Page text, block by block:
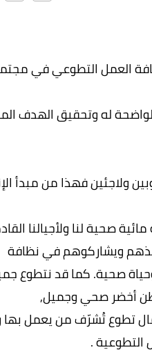
ورؤية المملكة 2030 وتفعيلاً لثقافة العمل
له وتحقيق الهدف
ولاجئين فهذا من مبدأ
صحية لنا ولأجيالنا
ويشاركوهم في نظافة
صحية. كما قد نتطوع
أخضر صحي وجميل,
تطوع تُشرّف من يعمل
.